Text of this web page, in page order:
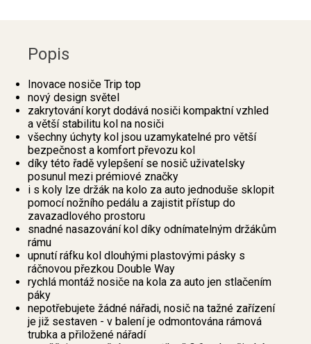
Popis
Inovace nosiče Trip top
nový design světel
zakrytování koryt dodává nosiči kompaktní vzhled
a větší stabilitu kol na nosiči
všechny úchyty kol jsou uzamykatelné pro větší
bezpečnost a komfort převozu kol
​díky této řadě vylepšení se nosič uživatelsky
posunul mezi prémiové značky
i s koly lze držák na kolo za auto jednoduše sklopit
pomocí nožního pedálu a zajistit přístup do
zavazadlového prostoru
snadné nasazování kol díky odnímatelným držákům
rámu
upnutí ráfku kol dlouhými plastovými pásky s
ráčnovou přezkou Double Way
rychlá montáž nosiče na kola za auto jen stlačením
páky
nepotřebujete žádné nářadi, nosič na tažné zařízení
je již sestaven - v balení je odmontována rámová
trubka a přiložené nářadí